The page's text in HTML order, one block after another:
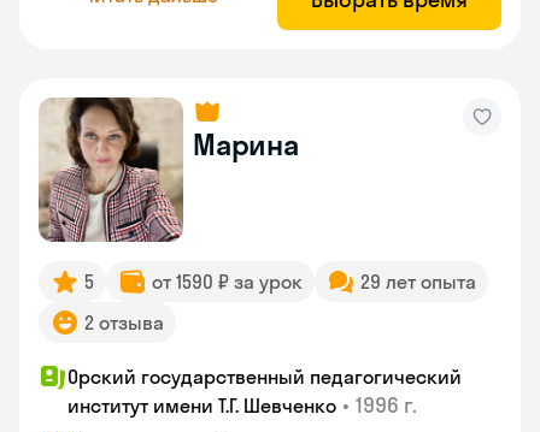
Марина
5 от 1590 ₽ за урок
29 лет опыта
2 отзыва
Орский государственный педагогический
институт имени Т.Г. Шевченко • 1996 г.